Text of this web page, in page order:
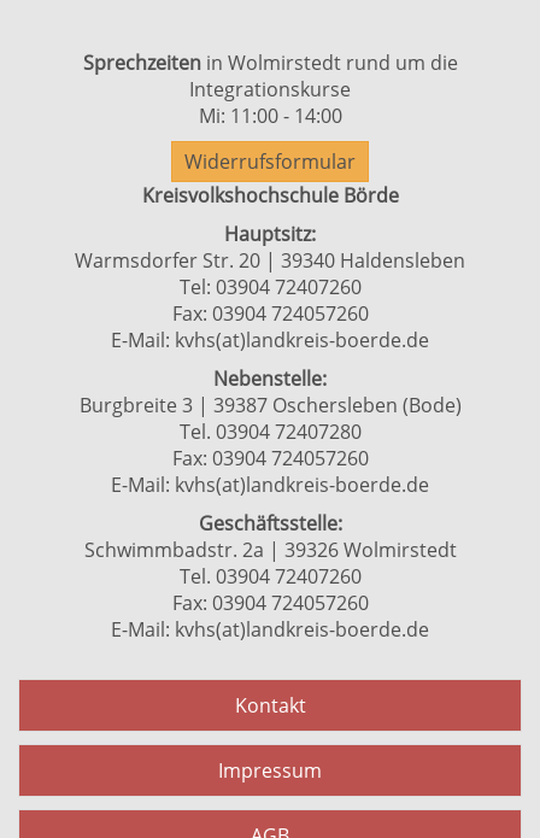
Sprechzeiten in Wolmirstedt rund um die
Integrationskurse
Mi: 11:00 - 14:00
Widerrufsformular
Kreisvolkshochschule Börde
Hauptsitz:
Warmsdorfer Str. 20 | 39340 Haldensleben
Tel: 03904 72407260
Fax: 03904 724057260
E-Mail: kvhs(at)landkreis-boerde.de
Nebenstelle:
Burgbreite 3 | 39387 Oschersleben (Bode)
Tel. 03904 72407280
Fax: 03904 724057260
E-Mail: kvhs(at)landkreis-boerde.de
Geschäftsstelle:
Schwimmbadstr. 2a | 39326 Wolmirstedt
Tel. 03904 72407260
Fax: 03904 724057260
E-Mail: kvhs(at)landkreis-boerde.de
Kontakt
Impressum